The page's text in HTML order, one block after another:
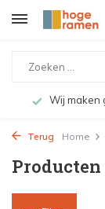
Wij maken
Terug Home